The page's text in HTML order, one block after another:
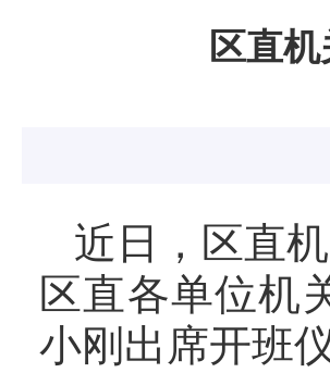
区直
近日，区直
区直各单位机
小刚出席开班